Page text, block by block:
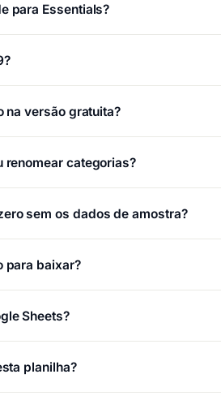
para Essentials?
na versão gratuita?
renomear categorias?
sem os dados de amostra?
para baixar?
Sheets?
planilha?